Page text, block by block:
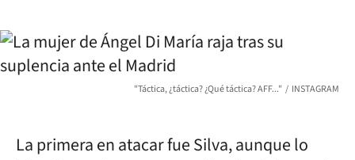
"Táctica, ¿táctica? ¿Qué táctica? AFF..." INSTAGRAM
La primera en atacar fue Silva, aunque lo